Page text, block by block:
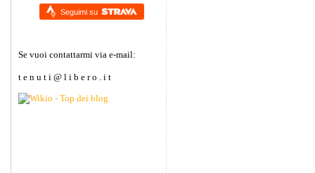
Seguimi su
Se vuoi contattarmi via e-mail:
t e n u t i @ l i b e r o . i t